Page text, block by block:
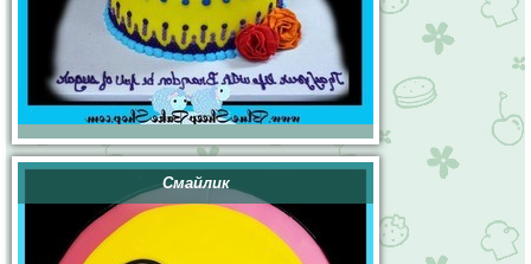
Смайлик